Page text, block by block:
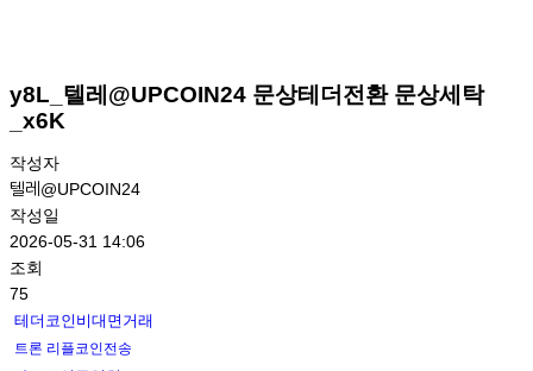
y8L_텔레@UPCOIN24 문상테더전환 문상세탁
_x6K
작성자
텔레@UPCOIN24
작성일
2026-05-31 14:06
조회
75
테더코인비대면거래
트론 리플코인전송